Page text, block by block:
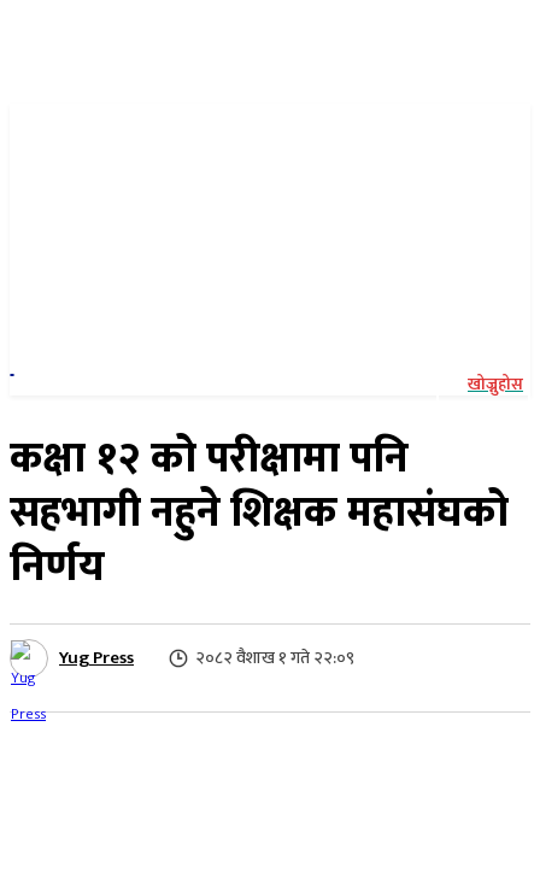
खोज्नुहोस
कक्षा १२ को परीक्षामा पनि
सहभागी नहुने शिक्षक महासंघको
निर्णय
Yug Press २०८२ वैशाख १ गते २२:०९